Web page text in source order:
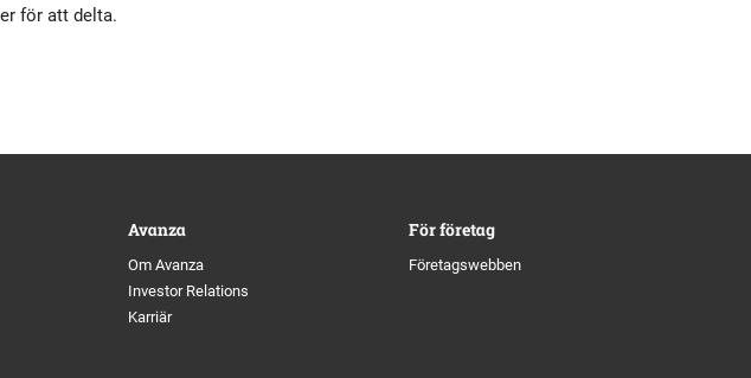
för att delta.
Avanza
Om Avanza
Investor Relations
Karriär
För företag
Företagswebben